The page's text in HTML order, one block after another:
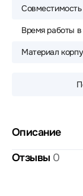
Совместимость
Время работы
Материал
Описание
Отзывы 0